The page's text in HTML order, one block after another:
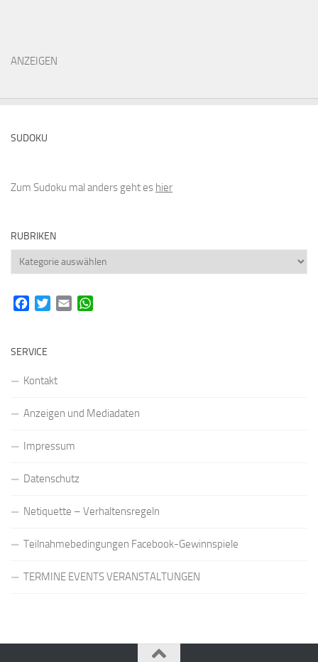
ANZEIGEN
SUDOKU
Zum Sudoku mal anders geht es hier
RUBRIKEN
Rubriken
FacebookTwitterEmail
SERVICE
Kontakt
Anzeigen und Mediadaten
Impressum
Datenschutz
Netiquette – Verhaltensregeln
Teilnahmebedingungen Facebook-Gewinnspiele
TERMINE EVENTS VERANSTALTUNGEN